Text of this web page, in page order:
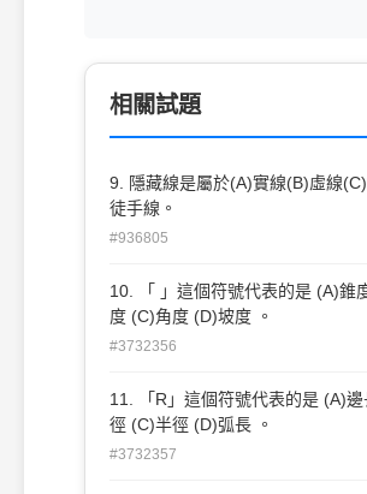
相關試題
9. 隱藏線是屬於(A)實線(B)虛線(C)鏈線(D)
徒手線。
#936805
10. 「 」這個符號代表的是 (A)錐
度 (C)角度 (D)坡度 。
#3732356
11. 「R」這個符號代表的是 (A)
徑 (C)半徑 (D)弧長 。
#3732357